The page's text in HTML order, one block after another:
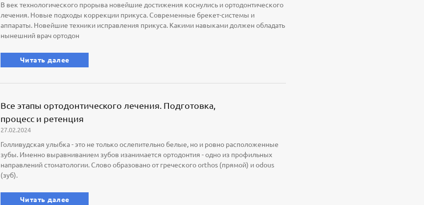
В век технологического прорыва новейшие достижения коснулись и ортодонтического
лечения. Новые подходы коррекции прикуса. Современные брекет-системы и
аппараты. Новейшие техники исправления прикуса. Какими навыками должен обладать
нынешний врач ортодон
Читать далее
Все этапы ортодонтического лечения. Подготовка,
процесс и ретенция
27.02.2024
Голливудская улыбка - это не только ослепительно белые, но и ровно расположенные
зубы. Именно выравниванием зубов изанимается ортодонтия - одно из профильных
направлений стоматологии. Слово образовано от греческого orthos (прямой) и odous
(зуб).
Читать далее